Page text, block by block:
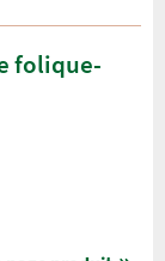
folique-